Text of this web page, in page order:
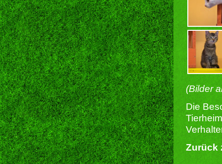
(Bilder
Die
Zurück